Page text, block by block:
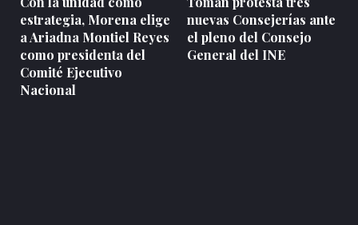
estrategia, Morena elige
a Ariadna Montiel Reyes
como presidenta del
Comité Ejecutivo
Nacional
nuevas Consejerías ante
el pleno del Consejo
General del INE